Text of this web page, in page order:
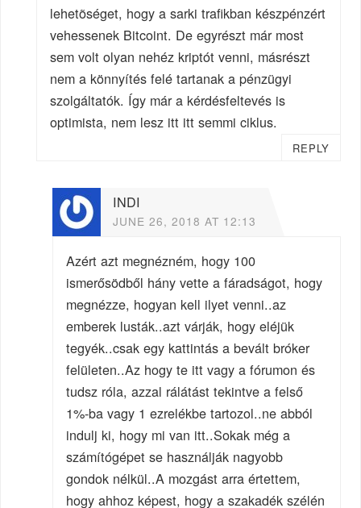
lehetõséget, hogy a sarki trafikban készpénzért
vehessenek Bitcoint. De egyrészt már most
sem volt olyan nehéz kriptót venni, másrészt
nem a könnyítés felé tartanak a pénzügyi
szolgáltatók. Így már a kérdésfeltevés is
optimista, nem lesz itt itt semmi ciklus.
REPLY
INDI
JUNE 26, 2018 AT 12:13
Azért azt megnézném, hogy 100
ismerősödből hány vette a fáradságot, hogy
megnézze, hogyan kell ilyet venni..az
emberek lusták..azt várják, hogy eléjük
tegyék..csak egy kattintás a bevált bróker
felületen..Az hogy te itt vagy a fórumon és
tudsz róla, azzal rálátást tekintve a felső
1%-ba vagy 1 ezrelékbe tartozol..ne abból
indulj ki, hogy mi van itt..Sokak még a
számítógépet se használják nagyobb
gondok nélkül..A mozgást arra értettem,
hogy ahhoz képest, hogy a szakadék szélén